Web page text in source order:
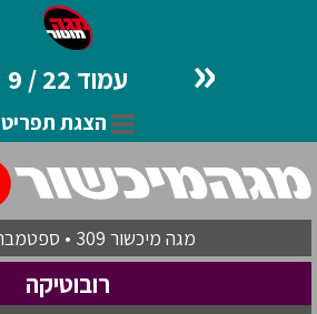
« עמוד 22 / 9
הצגת תפריט
מגה מיכשור 309 • ספטמבר • 2019
רובוטיקה